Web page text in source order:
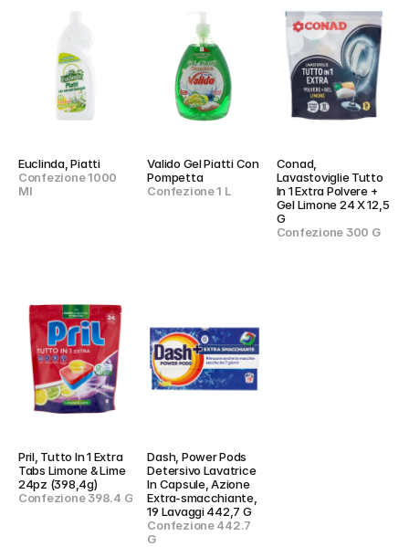
Euclinda, Piatti
Confezione 1000
Ml
Valido Gel Piatti Con
Pompetta
Confezione 1 L
Conad,
Lavastoviglie Tutto
In 1 Extra Polvere +
Gel Limone 24 X 12,5
G
Confezione 300 G
Pril, Tutto In 1 Extra
Tabs Limone & Lime
24pz (398,4g)
Confezione 398.4 G
Dash, Power Pods
Detersivo Lavatrice
In Capsule, Azione
Extra-smacchiante,
19 Lavaggi 442,7 G
Confezione 442.7
G